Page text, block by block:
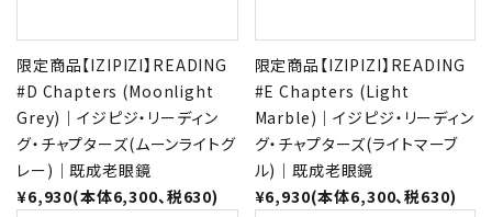
限定商品【IZIPIZI】READING
#D Chapters (Moonlight
Grey)｜イジピジ・リーディン
グ・チャプターズ(ムーンライトグ
レー)｜既成老眼鏡
¥6,930(本体6,300、税630)
限定商品【IZIPIZI】READING
#E Chapters (Light
Marble)｜イジピジ・リーディン
グ・チャプターズ(ライトマーブ
ル)｜既成老眼鏡
¥6,930(本体6,300、税630)